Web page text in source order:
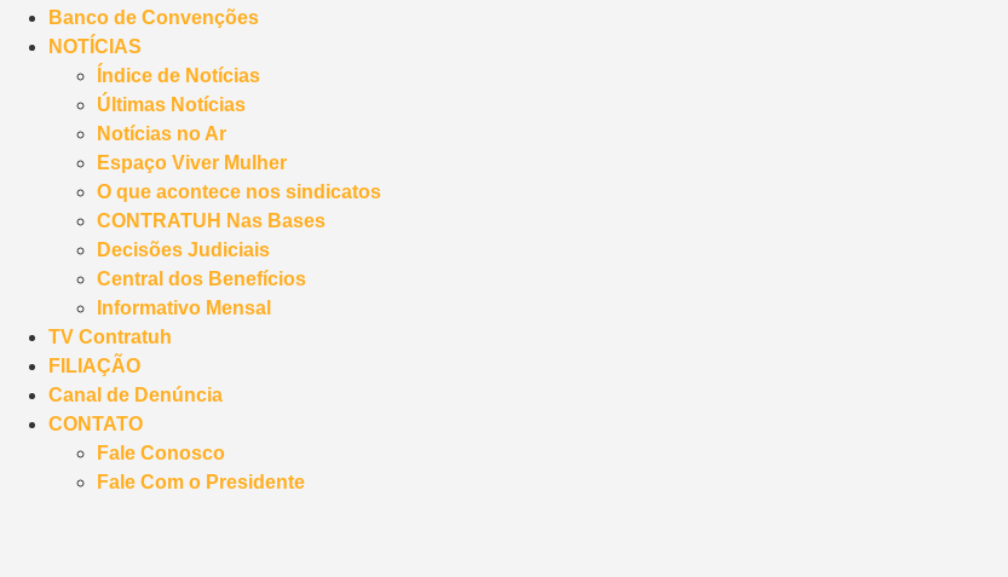
Banco de Convenções
NOTÍCIAS
Índice de Notícias
Últimas Notícias
Notícias no Ar
Espaço Viver Mulher
O que acontece nos sindicatos
CONTRATUH Nas Bases
Decisões Judiciais
Central dos Benefícios
Informativo Mensal
TV Contratuh
FILIAÇÃO
Canal de Denúncia
CONTATO
Fale Conosco
Fale Com o Presidente